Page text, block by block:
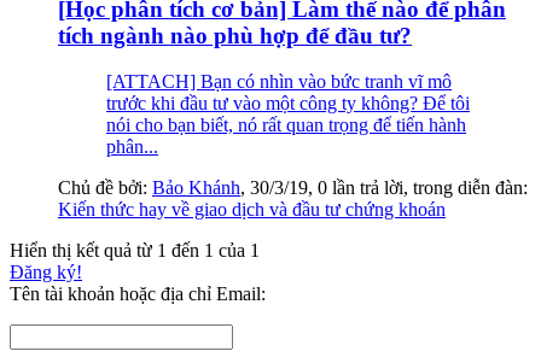
[Học phân tích cơ bản] Làm thế nào để phân
tích ngành nào phù hợp để đầu tư?
[ATTACH] Bạn có nhìn vào bức tranh vĩ mô
trước khi đầu tư vào một công ty không? Để tôi
nói cho bạn biết, nó rất quan trọng để tiến hành
phân...
Chủ đề bởi: Bảo Khánh, 30/3/19, 0 lần trả lời, trong diễn đàn:
Kiến thức hay về giao dịch và đầu tư chứng khoán
Hiển thị kết quả từ 1 đến 1 của 1
Đăng ký!
Tên tài khoản hoặc địa chỉ Email: